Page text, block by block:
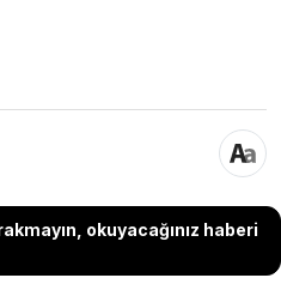
okuyacağınız haberi